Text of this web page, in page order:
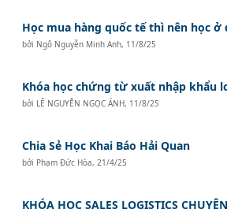
Học mua hàng quốc tế thì nên học ở
bởi Ngô Nguyễn Minh Anh, 11/8/25
Khóa học chứng từ xuất nhập khẩu
bởi LÊ NGUYỄN NGỌC ÁNH, 11/8/25
Chia Sẻ Học Khai Báo Hải Quan
bởi Phạm Đức Hòa, 21/4/25
KHÓA HỌC SALES LOGISTICS